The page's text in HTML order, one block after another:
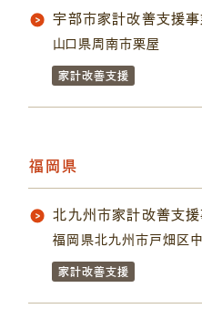
宇部市家計改善支援事
山口県周南市栗屋
家計改善支援
福岡県
北九州市家計改善支
福岡県北九州市戸畑区
家計改善支援